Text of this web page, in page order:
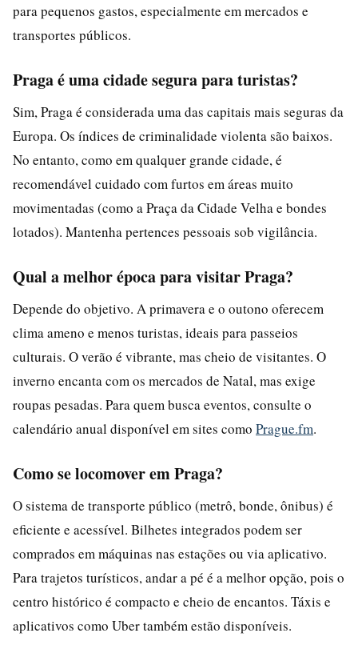
para pequenos gastos, especialmente em mercados e
transportes públicos.
Praga é uma cidade segura para turistas?
Sim, Praga é considerada uma das capitais mais seguras da
Europa. Os índices de criminalidade violenta são baixos.
No entanto, como em qualquer grande cidade, é
recomendável cuidado com furtos em áreas muito
movimentadas (como a Praça da Cidade Velha e bondes
lotados). Mantenha pertences pessoais sob vigilância.
Qual a melhor época para visitar Praga?
Depende do objetivo. A primavera e o outono oferecem
clima ameno e menos turistas, ideais para passeios
culturais. O verão é vibrante, mas cheio de visitantes. O
inverno encanta com os mercados de Natal, mas exige
roupas pesadas. Para quem busca eventos, consulte o
calendário anual disponível em sites como Prague.fm.
Como se locomover em Praga?
O sistema de transporte público (metrô, bonde, ônibus) é
eficiente e acessível. Bilhetes integrados podem ser
comprados em máquinas nas estações ou via aplicativo.
Para trajetos turísticos, andar a pé é a melhor opção, pois o
centro histórico é compacto e cheio de encantos. Táxis e
aplicativos como Uber também estão disponíveis.